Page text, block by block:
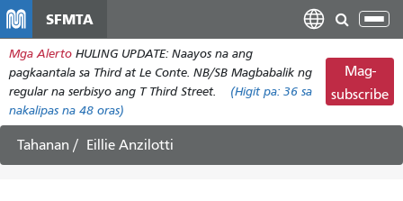
pangunahing
nilalaman
SFMTA
I-
ang
Mga Alerto HULING UPDATE: Naayos na ang
pagkaantala sa Third at Le Conte. NB/SB Magbabalik ng
regular na serbisyo ang T Third Street.
(Higit pa: 36 sa
nakalipas na 48 oras)
Mag-
subscribe
Tahanan Eillie Anzilotti